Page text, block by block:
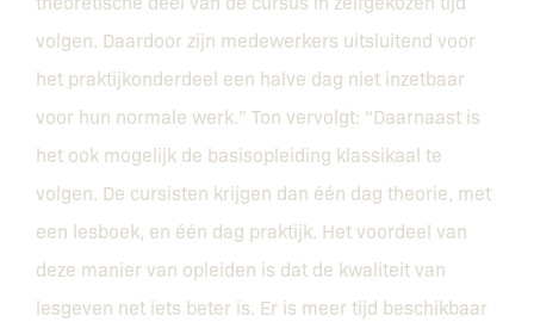
volgen. Daardoor zijn medewerkers uitsluitend voor
het praktijkonderdeel een halve dag niet inzetbaar
voor hun normale werk.” Ton vervolgt: “Daarnaast is
het ook mogelijk de basisopleiding klassikaal te
volgen. De cursisten krijgen dan één dag theorie, met
een lesboek, en één dag praktijk. Het voordeel van
deze manier van opleiden is dat de kwaliteit van
lesgeven net iets beter is. Er is meer tijd beschikbaar